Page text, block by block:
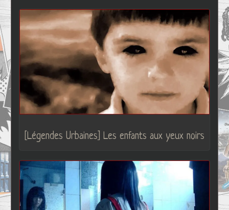
[Légendes Urbaines] Les enfants aux yeux noirs